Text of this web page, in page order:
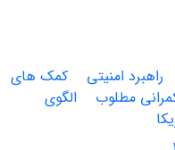
راهبرد امنیتی
کمک‏ های
مطلوب
الگوی